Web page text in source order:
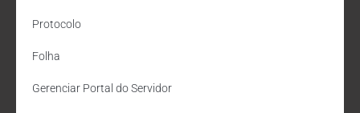
Protocolo
Folha
Gerenciar Portal do Servidor